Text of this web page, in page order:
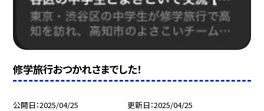
修学旅行おつかれさまでした！
公開日 2025/04/25 更新日 2025/04/25